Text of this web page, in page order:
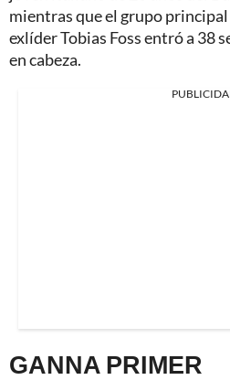
mientras que el grupo
exlíder Tobias Foss entró a 38
en cabeza.
GANNA PRIMER